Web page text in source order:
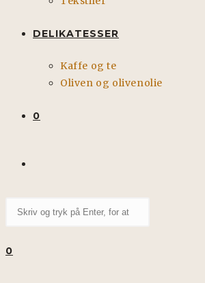
DELIKATESSER
Kaffe og te
Oliven og olivenolie
0
WEBSITE
0